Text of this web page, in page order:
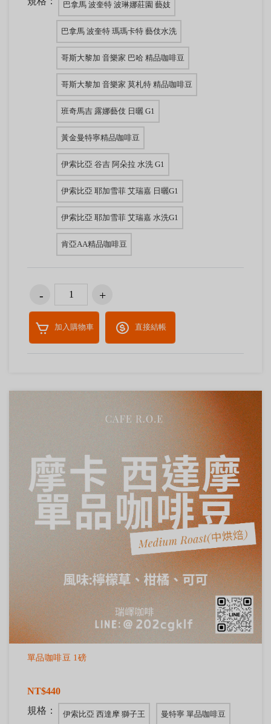
巴拿馬 波奎特 波琳娜莊園 藝妓
巴拿馬 波奎特 瑪瑪卡特 藝伎水洗
哥斯大黎加 音樂家 巴哈 精品咖啡豆
哥斯大黎加 音樂家 莫札特 精品咖啡豆
班奇馬吉 露娜藝伎 日曬 G1
黃金曼特寧精品咖啡豆
伊索比亞 谷吉 阿朵拉 水洗 G1
伊索比亞 耶加雪菲 艾瑞嘉 日曬G1
伊索比亞 耶加雪菲 艾瑞嘉 水洗G1
肯亞AA精品咖啡豆
加入購物車 直接結帳
單品咖啡豆 1磅
NT$440
規格：
伊索比亞 西達摩 獅子王 曼特寧 單品咖啡豆